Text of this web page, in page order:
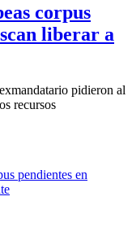
corpus
liberar a
pidieron al
recursos